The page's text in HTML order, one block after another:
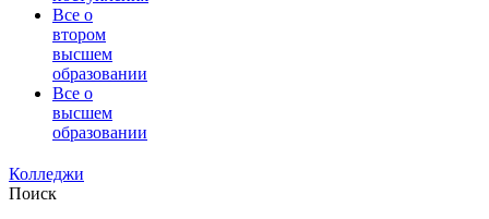
Все о
втором
высшем
образовании
Все о
высшем
образовании
Колледжи
Поиск